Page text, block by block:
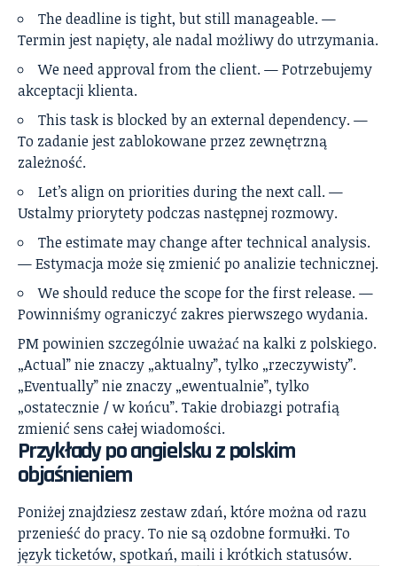
The deadline is tight, but still manageable. —
Termin jest napięty, ale nadal możliwy do utrzymania.
We need approval from the client. — Potrzebujemy
akceptacji klienta.
This task is blocked by an external dependency. —
To zadanie jest zablokowane przez zewnętrzną
zależność.
Let’s align on priorities during the next call. —
Ustalmy priorytety podczas następnej rozmowy.
The estimate may change after technical analysis.
— Estymacja może się zmienić po analizie technicznej.
We should reduce the scope for the first release. —
Powinniśmy ograniczyć zakres pierwszego wydania.
PM powinien szczególnie uważać na kalki z polskiego.
„Actual” nie znaczy „aktualny”, tylko „rzeczywisty”.
„Eventually” nie znaczy „ewentualnie”, tylko
„ostatecznie / w końcu”. Takie drobiazgi potrafią
zmienić sens całej wiadomości.
Przykłady po angielsku z polskim
objaśnieniem
Poniżej znajdziesz zestaw zdań, które można od razu
przenieść do pracy. To nie są ozdobne formułki. To
język ticketów, spotkań, maili i krótkich statusów.